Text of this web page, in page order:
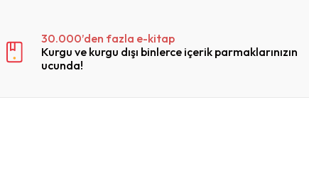
30.000’den fazla e-kitap
Kurgu ve kurgu dışı binlerce içerik parmaklarınızın
ucunda!